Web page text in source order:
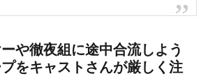
をキャストさんが厳しく注